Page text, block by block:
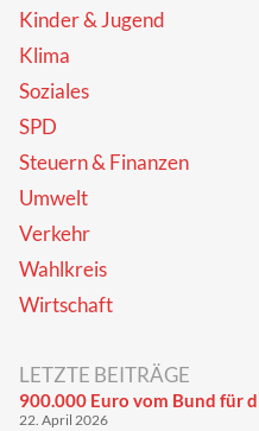
Kinder & Jugend
Klima
Soziales
SPD
Steuern & Finanzen
Umwelt
Verkehr
Wahlkreis
Wirtschaft
LETZTE BEITRÄGE
900.000 Euro vom Bund für
22. April 2026